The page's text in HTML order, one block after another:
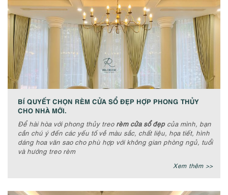
BÍ QUYẾT CHỌN RÈM CỬA SỔ ĐẸP HỢP PHONG THỦY
CHO NHÀ MỚI.
Để hài hòa với phong thủy treo rèm cửa sổ đẹpcủa mình, bạn
cần chú ý đến các yếu tố về màu sắc, chất liệu, họa tiết, hình
dáng hoa văn sao cho phù hợp với không gian phòng ngủ, tuổi
và hướng treo rèm
Xem thêm >>